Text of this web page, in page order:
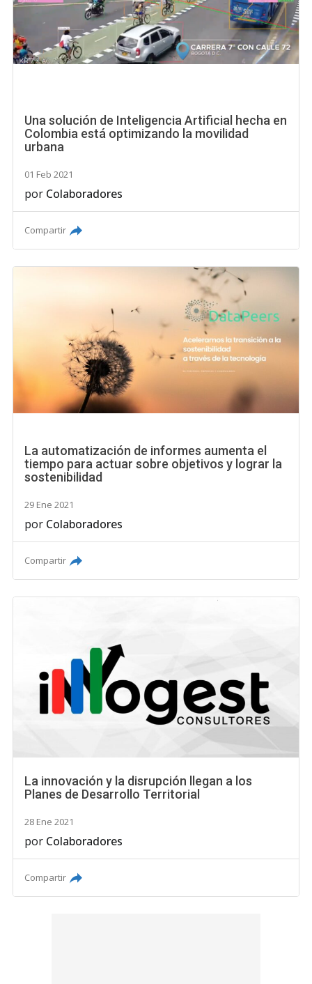
Una solución de Inteligencia Artificial hecha en
Colombia está optimizando la movilidad
urbana
01 Feb 2021
por Colaboradores
Compartir
La automatización de informes aumenta el
tiempo para actuar sobre objetivos y lograr la
sostenibilidad
29 Ene 2021
por Colaboradores
Compartir
La innovación y la disrupción llegan a los
Planes de Desarrollo Territorial
28 Ene 2021
por Colaboradores
Compartir